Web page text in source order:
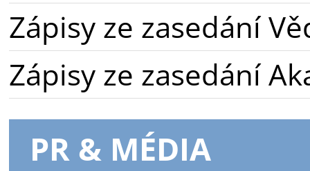
Zápisy ze zasedání
Zápisy ze zasedání
PR & MÉDIA